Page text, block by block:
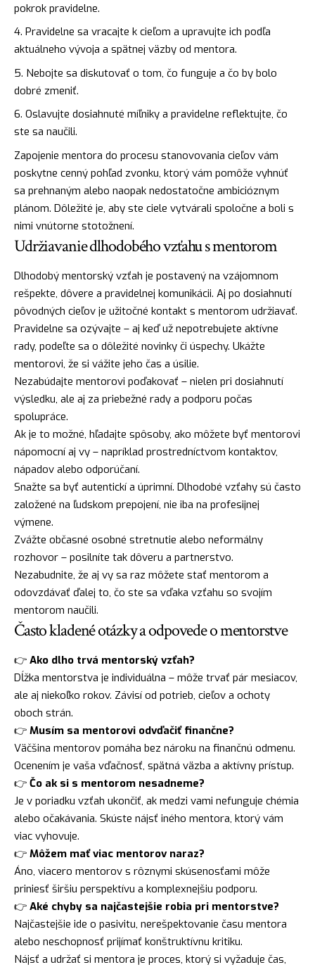
pokrok pravidelne.
Pravidelne sa vracajte k cieľom a upravujte ich podľa
aktuálneho vývoja a spätnej väzby od mentora.
Nebojte sa diskutovať o tom, čo funguje a čo by bolo
dobré zmeniť.
Oslavujte dosiahnuté míľniky a pravidelne reflektujte, čo
ste sa naučili.
Zapojenie mentora do procesu stanovovania cieľov vám
poskytne cenný pohľad zvonku, ktorý vám pomôže vyhnúť
sa prehnaným alebo naopak nedostatočne ambicióznym
plánom. Dôležité je, aby ste ciele vytvárali spoločne a boli s
nimi vnútorne stotožnení.
Udržiavanie dlhodobého vzťahu s mentorom
Dlhodobý mentorský vzťah je postavený na vzájomnom
rešpekte, dôvere a pravidelnej komunikácii. Aj po dosiahnutí
pôvodných cieľov je užitočné kontakt s mentorom udržiavať.
Pravidelne sa ozývajte – aj keď už nepotrebujete aktívne
rady, podeľte sa o dôležité novinky či úspechy. Ukážte
mentorovi, že si vážite jeho čas a úsilie.
Nezabúdajte mentorovi poďakovať – nielen pri dosiahnutí
výsledku, ale aj za priebežné rady a podporu počas
spolupráce.
Ak je to možné, hľadajte spôsoby, ako môžete byť mentorovi
nápomocní aj vy – napríklad prostredníctvom kontaktov,
nápadov alebo odporúčaní.
Snažte sa byť autentickí a úprimní. Dlhodobé vzťahy sú často
založené na ľudskom prepojení, nie iba na profesijnej
výmene.
Zvážte občasné osobné stretnutie alebo neformálny
rozhovor – posilníte tak dôveru a partnerstvo.
Nezabudnite, že aj vy sa raz môžete stať mentorom a
odovzdávať ďalej to, čo ste sa vďaka vzťahu so svojím
mentorom naučili.
Často kladené otázky a odpovede o mentorstve
👉 Ako dlho trvá mentorský vzťah?
Dĺžka mentorstva je individuálna – môže trvať pár mesiacov,
ale aj niekoľko rokov. Závisí od potrieb, cieľov a ochoty
oboch strán.
👉 Musím sa mentorovi odvďačiť finančne?
Väčšina mentorov pomáha bez nároku na finančnú odmenu.
Ocenením je vaša vďačnosť, spätná väzba a aktívny prístup.
👉 Čo ak si s mentorom nesadneme?
Je v poriadku vzťah ukončiť, ak medzi vami nefunguje chémia
alebo očakávania. Skúste nájsť iného mentora, ktorý vám
viac vyhovuje.
👉 Môžem mať viac mentorov naraz?
Áno, viacero mentorov s rôznymi skúsenosťami môže
priniesť širšiu perspektívu a komplexnejšiu podporu.
👉 Aké chyby sa najčastejšie robia pri mentorstve?
Najčastejšie ide o pasivitu, nerešpektovanie času mentora
alebo neschopnosť prijímať konštruktívnu kritiku.
Nájsť a udržať si mentora je proces, ktorý si vyžaduje čas,